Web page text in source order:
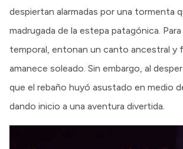
despiertan alarmadas por una tormenta
madrugada de la estepa patagónica.
temporal, entonan un canto ancestral y
amanece soleado. Sin embargo, al
que el rebaño huyó asustado en medio
dando inicio a una aventura divertida.